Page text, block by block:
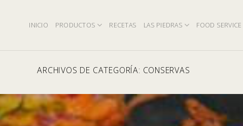
INICIO PRODUCTOS RECETAS LAS PIEDRAS FOOD SERVICE
ARCHIVOS DE CATEGORÍA: CONSERVAS